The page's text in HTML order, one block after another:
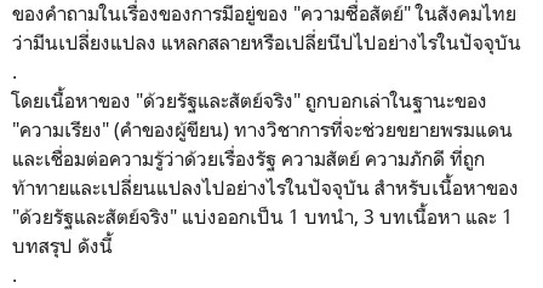
ของคำถามในเรื่องของการมีอยู่ของ "ความซื่อสัตย์" ในสังคมไทย
ว่ามีนเปลี่ยงแปลง แหลกสลายหรือเปลี่ยนีปไปอย่างไรในปัจจุบัน
.
โดยเนื้อหาของ "ด้วยรัฐและสัตย์จริง" ถูกบอกเล่าในฐานะของ
"ความเรียง" (คำของผู้ขียน) ทางวิชาการที่จะช่วยขยายพรมแดน
และเชื่อมต่อความรู้ว่าด้วยเรื่องรัฐ ความสัตย์ ความภักดี ที่ถูก
ท้าทายและเปลี่ยนแปลงไปอย่างไรในปัจจุบัน สำหรับเนื้อหาของ
"ด้วยรัฐและสัตย์จริง" แบ่งออกเป็น 1 บทนำ, 3 บทเนื้อหา และ 1
บทสรุป ดังนี้
.